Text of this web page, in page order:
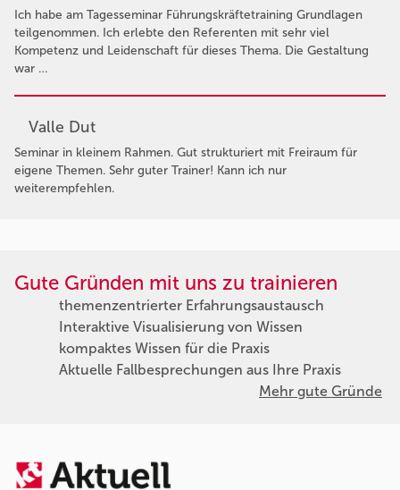
Ich habe am Tagesseminar Führungskräftetraining Grundlagen
teilgenommen. Ich erlebte den Referenten mit sehr viel
Kompetenz und Leidenschaft für dieses Thema. Die Gestaltung
war …
Valle Dut
Seminar in kleinem Rahmen. Gut strukturiert mit Freiraum für
eigene Themen. Sehr guter Trainer! Kann ich nur
weiterempfehlen.
Gute Gründen mit uns zu trainieren
themenzentrierter Erfahrungsaustausch
Interaktive Visualisierung von Wissen
kompaktes Wissen für die Praxis
Aktuelle Fallbesprechungen aus Ihre Praxis
Mehr gute Gründe